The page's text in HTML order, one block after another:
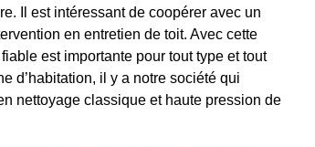
Il est intéressant de coopérer avec un
en entretien de toit. Avec cette
est importante pour tout type et tout
d’habitation, il y a notre société qui
nettoyage classique et haute pression de